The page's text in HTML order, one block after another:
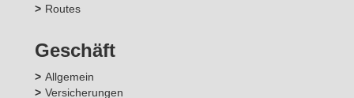
Routes
Geschäft
Allgemein
Versicherungen